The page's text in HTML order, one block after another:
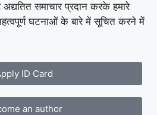
समाचार प्रदान करके हमारे
घटनाओं के बारे में सूचित करने में
ID Card
an author